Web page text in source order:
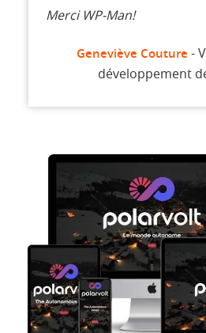
Merci WP-Man!
Geneviève Couture -
développement